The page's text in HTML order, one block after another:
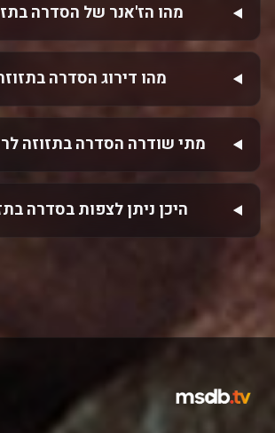
מהו הז'אנר של הסדרה
מהו דירוג הסדרה
מתי שודרה הסדרה בתזוזה
היכן ניתן לצפות בסדרה